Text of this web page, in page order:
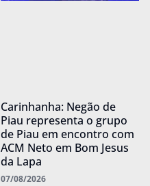
Carinhanha: Negão de
Piau representa o grupo
de Piau em encontro com
ACM Neto em Bom Jesus
da Lapa
07/08/2026